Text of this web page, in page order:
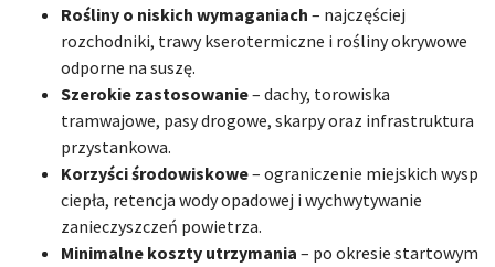
Rośliny o niskich wymaganiach – najczęściej
rozchodniki, trawy kserotermiczne i rośliny okrywowe
odporne na suszę.
Szerokie zastosowanie– dachy, torowiska
tramwajowe, pasy drogowe, skarpy oraz infrastruktura
przystankowa.
Korzyści środowiskowe– ograniczenie miejskich wysp
ciepła, retencja wody opadowej i wychwytywanie
zanieczyszczeń powietrza.
Minimalne koszty utrzymania – po okresie startowym